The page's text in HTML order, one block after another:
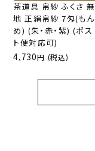
茶道具 帛紗 ふくさ 無
地 正絹帛紗 7匁(もん
め) (朱・赤・紫) (ポス
ト便対応可)
4,730 (税込)